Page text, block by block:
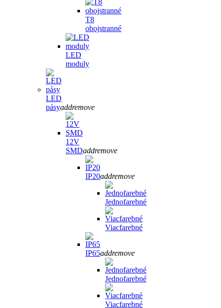
T8
obojstranné
LED
moduly
LED
pásyaddremove
12V
SMDaddremove
IP20addremove
Jednofarebné
Viacfarebné
IP65addremove
Jednofarebné
Viacfarebné